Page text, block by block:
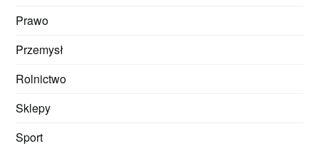
Prawo
Przemysł
Rolnictwo
Sklepy
Sport